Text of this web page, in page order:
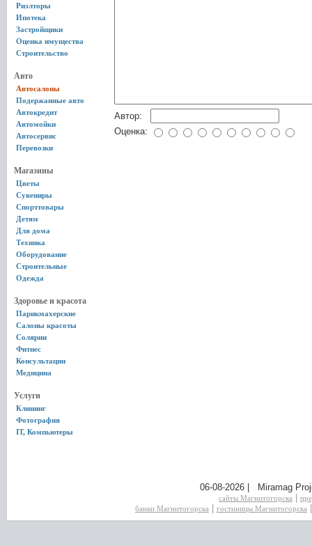
Риэлторы
Ипотека
Застройщики
Оценка имущества
Строительство
Авто
Автосалоны
Подержанные авто
Автокредит
Автомойки
Автосервис
Перевозки
Магазины
Цветы
Сувениры
Спорттовары
Детям
Для дома
Техника
Оборудование
Строительные
Одежда
Здоровье и красота
Парикмахерские
Салоны красоты
Солярии
Фитнес
Консультации
Медицина
Услуги
Клининг
Фотография
IT, Компьютеры
Автор:
Оценка:
06-08-2026 | Miramag
сайты Магнитогорска
банки Магнитогорска
гостиницы Магнитогорска